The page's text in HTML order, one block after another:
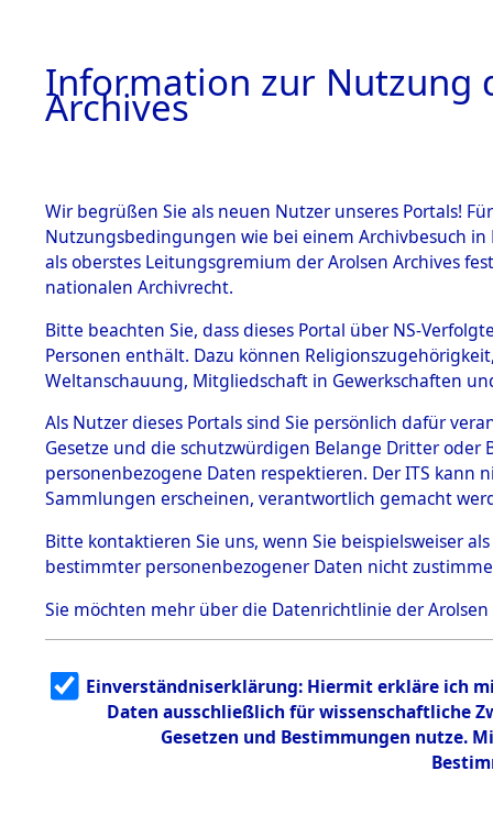
BESTÄNDE
1.
Inhaftierungsdoku
mente
1.2.9 Beim ITS
Effekten
1.2.9.1
Effekten aus
dem KZ
Dachau
1.2.9.2
Effekten aus
dem KZ
Bayerisches
1.2.9.3
Effekten aus
dem KZ
Neuengamm
0003
Einen Kommentar
Information zur Nutzung
Archives
Wir begrüßen Sie als neuen Nutzer unseres Portals!
Nutzungsbedingungen wie bei einem Archivbesuch
als oberstes Leitungsgremium der Arolsen Archives
nationalen Archivrecht.
Bitte beachten Sie, dass dieses Portal über NS-
Personen enthält. Dazu können
Weltanschauung, Mitgliedschaft in Gewerkschaften
Als Nutzer dieses Portals sind Sie persönlich dafür
Gesetze und die schutzwürdigen Belange Dritter
personenbezogene Daten respektieren. Der ITS
Sammlungen erscheinen, verantwortlich gemacht
Bitte kontaktieren Sie uns, wenn Sie beispielsweiser
bestimmter personenbezogener Daten nicht
Sie möchten mehr über die Datenrichtlinie der Arolsen
Einverständniserklärung: Hiermit erkläre ich
Daten ausschließlich für wissenschaftliche
Gesetzen und Bestimmungen nutze.